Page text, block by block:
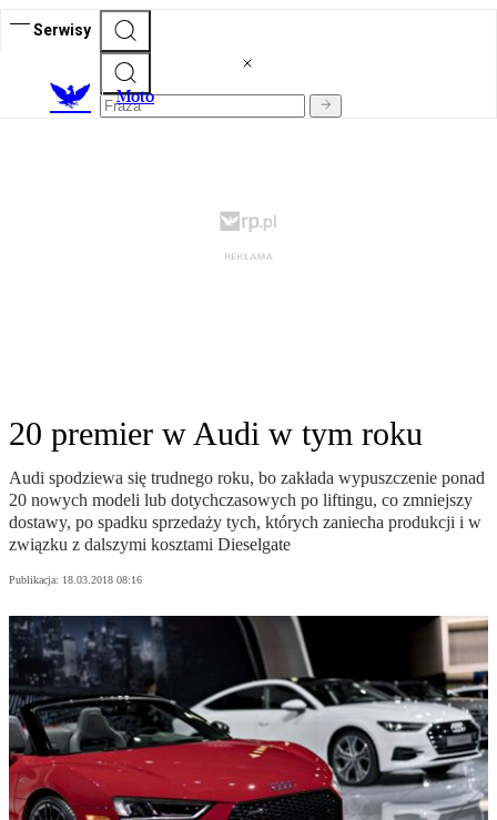
Serwisy
Moto
20 premier w Audi w tym roku
Audi spodziewa się trudnego roku, bo zakłada wypuszczenie ponad
20 nowych modeli lub dotychczasowych po liftingu, co zmniejszy
dostawy, po spadku sprzedaży tych, których zaniecha produkcji i w
związku z dalszymi kosztami Dieselgate
Publikacja: 18.03.2018 08:16